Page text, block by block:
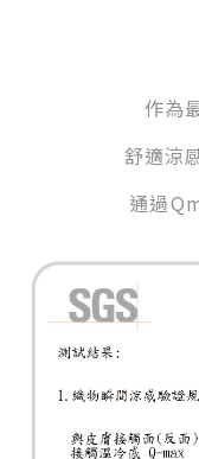
作為
舒適涼
通過